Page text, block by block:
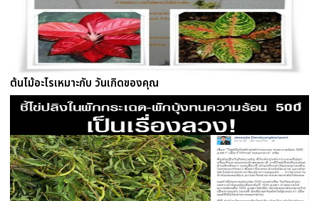
ต้นไม้อะไรเหมาะกับ วันเกิดของคุณ